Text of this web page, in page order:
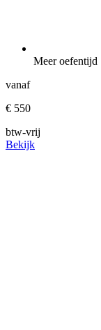
Meer oefentijd
vanaf
€ 550
btw-vrij
Bekijk